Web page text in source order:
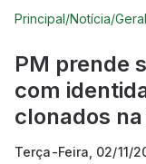
Principal/Notícia/Geral
PM prende
com
clonados
Terça-Feira, 02/11/